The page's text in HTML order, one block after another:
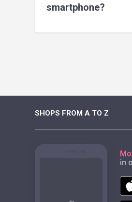
smartphone?
SHOPS FROM A TO Z
in